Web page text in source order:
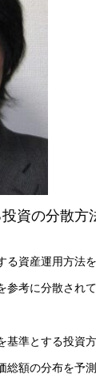
資の分散方
る資産運用方法
参考に分散され
基準とする投資
総額の分布を予